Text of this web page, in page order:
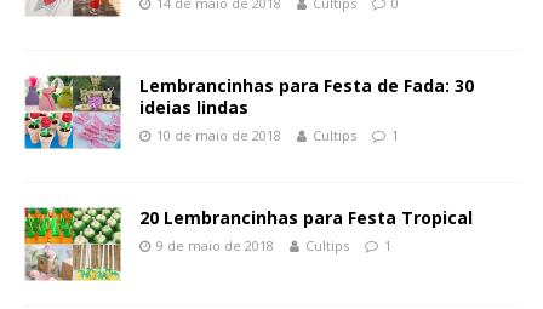
Lembrancinhas para Festa de Fada: 30
ideias lindas
10 de maio de 2018 Cultips 1
20 Lembrancinhas para Festa Tropical
9 de maio de 2018 Cultips 1